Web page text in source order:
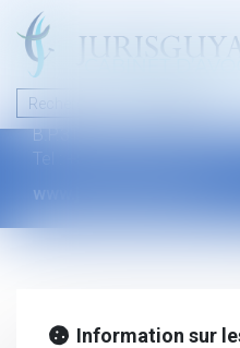
46 avenue de la liberté
B.P.315 - 97327 Cayenne
Tel : +594 594 29 45 35
www.jurisguyane.com
Information sur